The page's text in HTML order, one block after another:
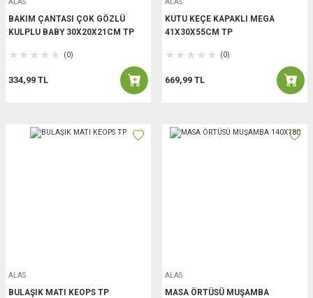
ALAS
BAKIM ÇANTASI ÇOK GÖZLÜ
KULPLU BABY 30X20X21CM TP
(0)
334,99 TL
ALAS
KUTU KEÇE KAPAKLI MEGA
41X30X55CM TP
(0)
669,99 TL
ALAS
BULAŞIK MATI KEOPS TP
ALAS
MASA ÖRTÜSÜ MUŞAMBA